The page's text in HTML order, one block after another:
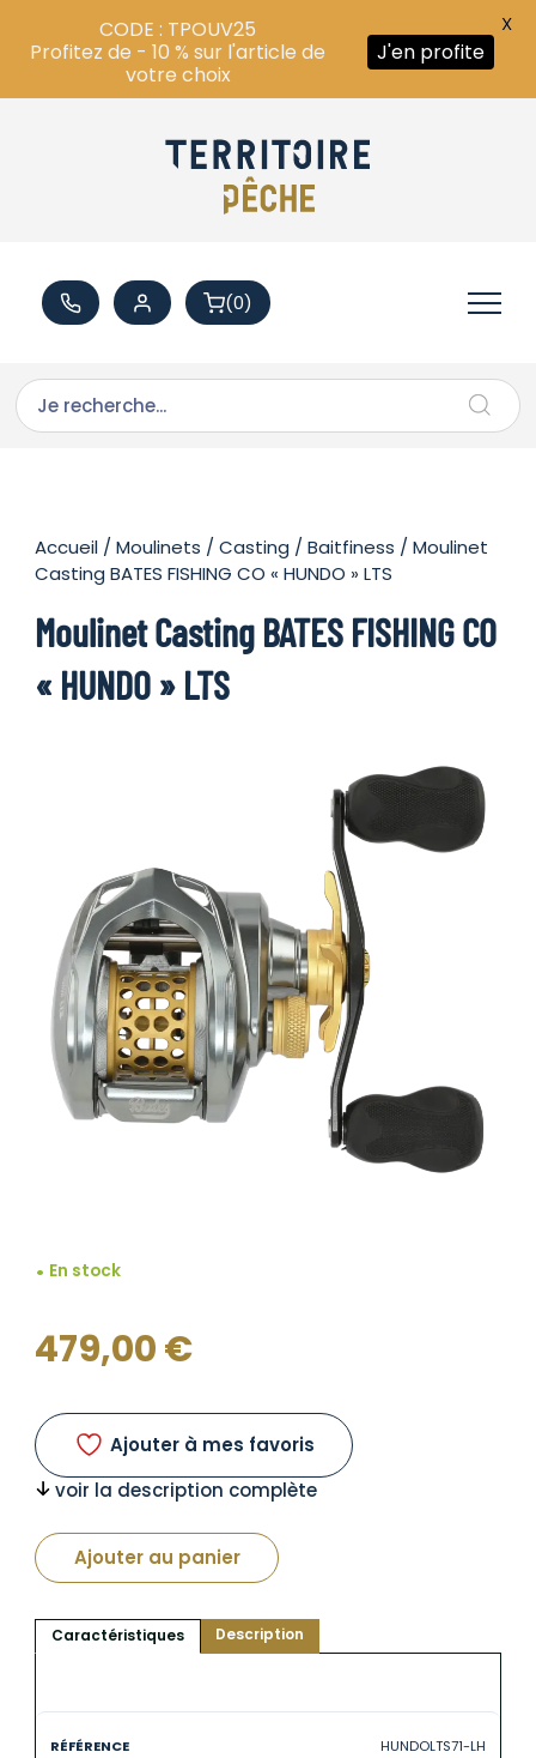
(0)
Accueil /Moulinets /Casting /Baitfiness / Moulinet
Casting BATES FISHING CO « HUNDO » LTS
Moulinet Casting BATES FISHING CO
« HUNDO » LTS
En stock
479,00€
Ajouter à mes favoris
voir la description complète
Ajouter au panier
Caractéristiques Description
HUNDOLTS71-LH
CODE : TPOUV25
Profitez de - 10 % sur l'article de
votre choix
J'en profite
X